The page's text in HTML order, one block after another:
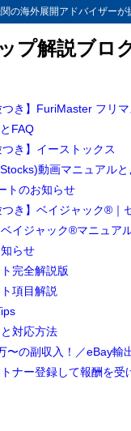
の海外展開アドバイザー
プ解説ブロ
つき】FuriMaster フリ
FAQ
つき】イーストックス
動画マニュアルと
トのお知らせ
つき】ベイジャック®｜
イジャック®マニュア
らせ
完全解説版
項目解説
対応方法
〜の副収入！／eBay輸
ナー登録して報酬を受